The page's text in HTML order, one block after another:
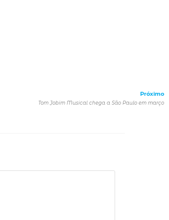
Próximo
Tom Jobim Musical chega a São Paulo em março